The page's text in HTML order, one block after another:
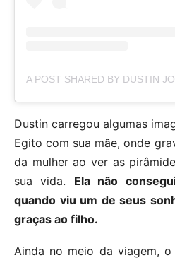
Dustin carregou algumas
Egito com sua mãe, onde
da mulher ao ver as
sua vida. Ela não
quando viu um de seus
graças ao filho.
Ainda no meio da viagem,